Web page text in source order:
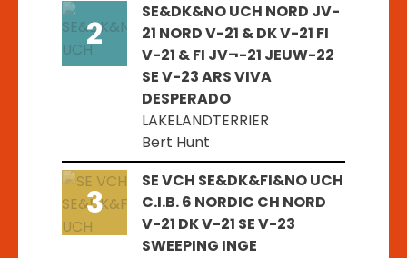
2
SE&DK&NO UCH NORD JV-
21 NORD V-21 & DK V-21 FI
V-21 & FI JV¬-21 JEUW-22
SE V-23 ARS VIVA
DESPERADO
LAKELANDTERRIER
Bert Hunt
3
SE VCH SE&DK&FI&NO UCH
C.I.B. 6 NORDIC CH NORD
V-21 DK V-21 SE V-23
SWEEPING INGE